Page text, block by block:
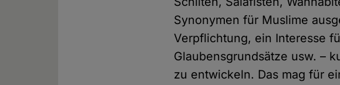
Synonymen für Muslime
Verpflichtung, ein Interesse
Glaubensgrundsätze usw. –
zu entwickeln. Das mag für